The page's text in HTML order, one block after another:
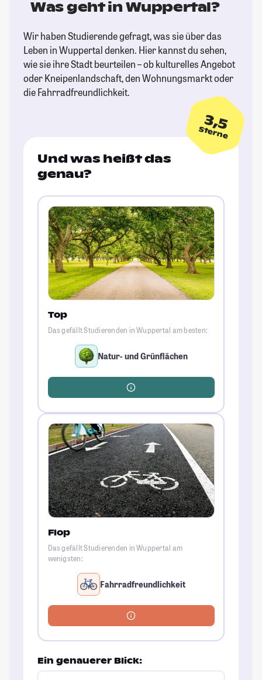
Was geht in Wuppertal?
Wir haben Studierende gefragt, was sie über das
Leben in Wuppertal denken. Hier kannst du sehen,
wie sie ihre Stadt beurteilen – ob kulturelles Angebot
oder Kneipenlandschaft, den Wohnungsmarkt oder
die Fahrradfreundlichkeit.
3,5
Sterne
Und was heißt das
genau?
Top
Das gefällt Studierenden in Wuppertal am besten:
Natur- und Grünflächen
Flop
Das gefällt Studierenden in Wuppertal am
wenigsten:
Fahrradfreundlichkeit
Ein genauerer Blick: